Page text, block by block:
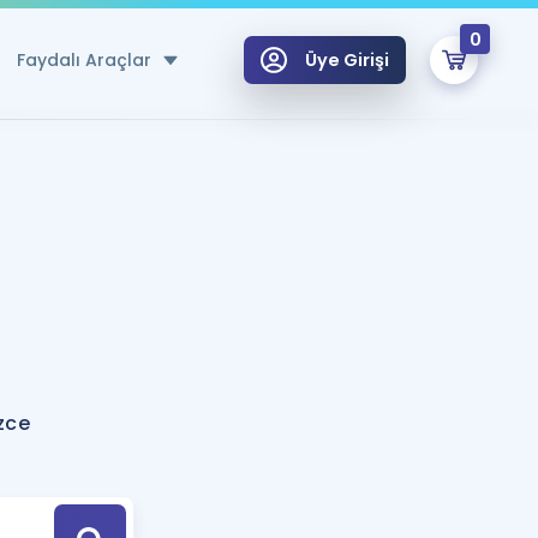
Faydalı Araçlar
Hesaplama Aracı
için Öneriler
Tek Takvimde
Üye Girişi
0